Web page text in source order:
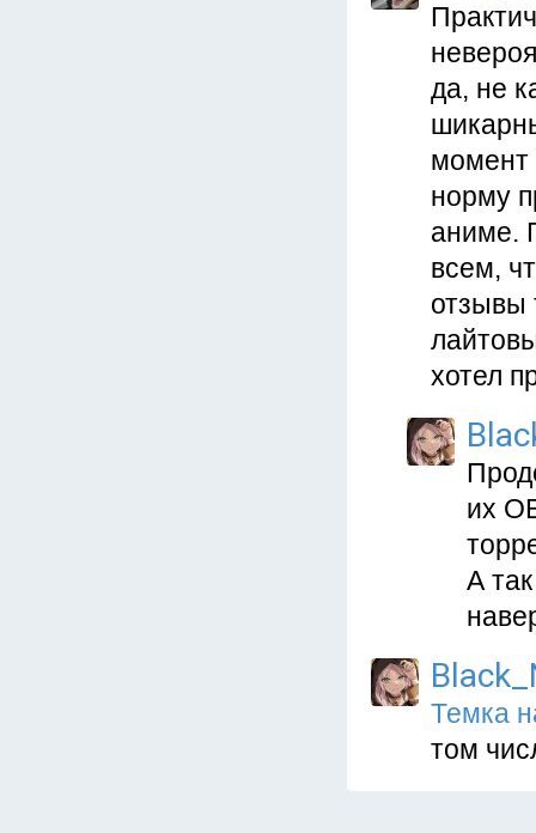
да, не
момент
норму
аниме.
всем,
отзывы
хотел
их
А
Темка
том